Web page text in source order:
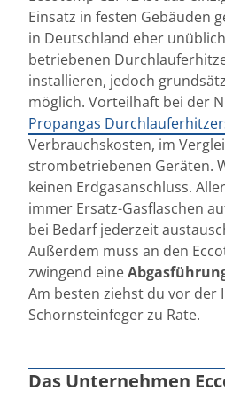
Einsatz in festen Gebäuden
in Deutschland eher
betriebenen
installieren, jedoch
möglich. Vorteilhaft bei der
Propangas
Verbrauchskosten, im
strombetriebenen Geräten.
keinen Erdgasanschluss.
immer Ersatz-Gasflaschen
bei Bedarf jederzeit
Außerdem muss an den
zwingend eine
Am besten ziehst du vor der
Schornsteinfeger zu Rate.
Das Unternehmen